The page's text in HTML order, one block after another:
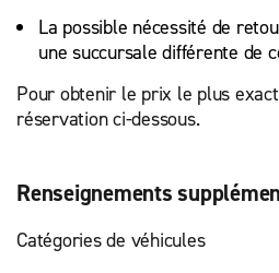
La possible nécessité de
une succursale différente de
Pour obtenir le prix le plus
réservation ci-dessous.
Renseignements
Catégories de véhicules